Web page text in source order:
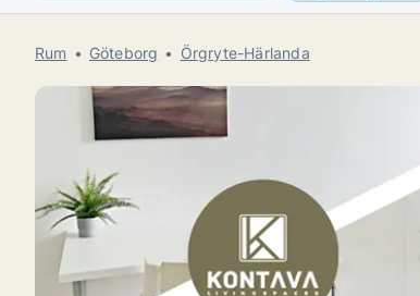
Rum Göteborg Örgryte-Härlanda